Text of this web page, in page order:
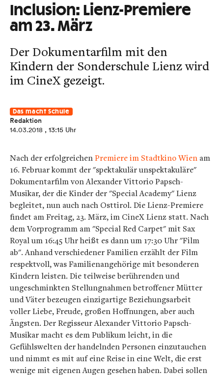
Inclusion: Lienz-Premiere
am 23. März
Der Dokumentarfilm mit den
Kindern der Sonderschule Lienz wird
im CineX gezeigt.
Das macht Schule
Redaktion
14.03.2018 , 13:15 Uhr
Nach der erfolgreichenPremiere im Stadtkino Wien am
16. Februar kommt der "spektakulär unspektakuläre"
Dokumentarfilm von Alexander Vittorio Papsch-
Musikar, der die Kinder der "Special Academy" Lienz
begleitet, nun auch nach Osttirol. Die Lienz-Premiere
findet am Freitag, 23. März, im CineX Lienz statt. Nach
dem Vorprogramm am "Special Red Carpet" mit Sax
Royal um 16:45 Uhr heißt es dann um 17:30 Uhr "Film
ab". Anhand verschiedener Familien erzählt der Film
respektvoll, was Familienangehörige mit besonderen
Kindern leisten. Die teilweise berührenden und
ungeschminkten Stellungnahmen betroffener Mütter
und Väter bezeugen einzigartige Beziehungsarbeit
voller Liebe, Freude, großen Hoffnungen, aber auch
Ängsten. Der Regisseur Alexander Vittorio Papsch-
Musikar macht es dem Publikum leicht, in die
Gefühlswelten der handelnden Personen einzutauchen
und nimmt es mit auf eine Reise in eine Welt, die erst
wenige mit eigenen Augen gesehen haben. Dabei sollen